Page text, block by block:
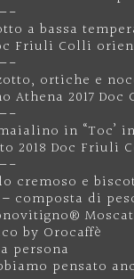
—-
a bassa
Friuli Colli
—-
ortiche e
Athena 2017 Doc
—-
in “Toc’
2018 Doc Friuli
—-
cremoso e
composta di
by Orocaffè
persona
pensato